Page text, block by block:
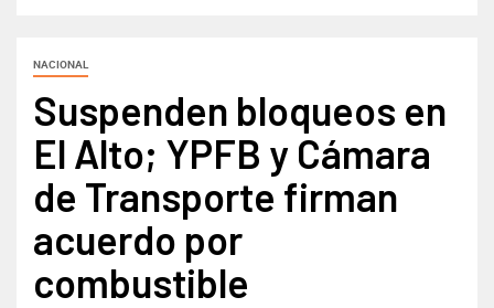
NACIONAL
Suspenden bloqueos en
El Alto; YPFB y Cámara
de Transporte firman
acuerdo por
combustible